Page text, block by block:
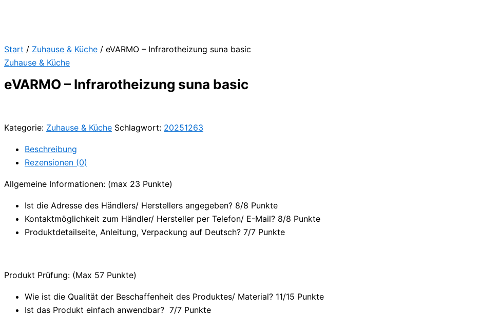
Start / Zuhause & Küche / eVARMO – Infrarotheizung suna basic
Zuhause & Küche
eVARMO – Infrarotheizung suna basic
Kategorie: Zuhause & Küche Schlagwort: 20251263
Beschreibung
Rezensionen (0)
Allgemeine Informationen: (max 23 Punkte)
Ist die Adresse des Händlers/ Herstellers angegeben? 8/8 Punkte
Kontaktmöglichkeit zum Händler/ Hersteller per Telefon/ E-Mail? 8/8 Punkte
Produktdetailseite, Anleitung, Verpackung auf Deutsch? 7/7 Punkte
Produkt Prüfung: (Max 57 Punkte)
Wie ist die Qualität der Beschaffenheit des Produktes/ Material? 11/15 Punkte
Ist das Produkt einfach anwendbar? 7/7 Punkte